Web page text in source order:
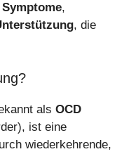
Symptome,
, die
als OCD
ist eine
wiederkehrende,